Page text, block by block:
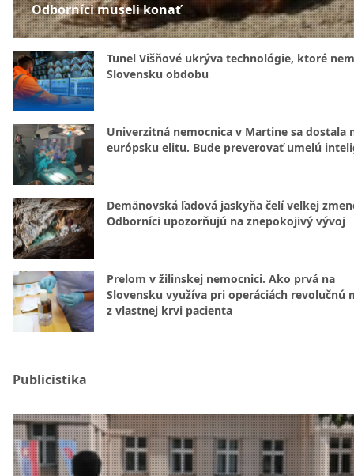
Odborníci museli konať
Tunel Višňové ukrýva technológie, ktoré
Slovensku obdobu
Univerzitná nemocnica v Martine sa dostala
európsku elitu. Bude preverovať umelú
Demänovská ľadová jaskyňa čelí veľkej
Odborníci upozorňujú na znepokojivý vývoj
Prelom v žilinskej nemocnici. Ako prvá na
Slovensku využíva pri operáciách revolučnú
z vlastnej krvi pacienta
Publicistika